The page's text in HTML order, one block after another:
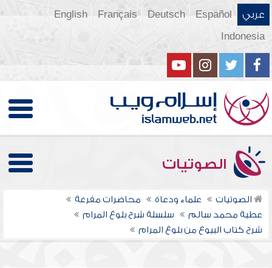
عربي Español
Deutsch
Français
English
Indonesia
الصوتيات
الصوتيات علماء ودعاة
محاضرات مفرغة
عطية محمد سالم
سلسلة شرح بلوغ المرام
شرح كتاب البيوع من بلوغ المرام